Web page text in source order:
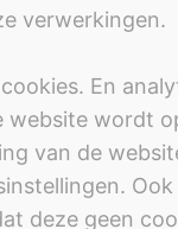
verwerkingen.
En
wordt
van de
deze geen